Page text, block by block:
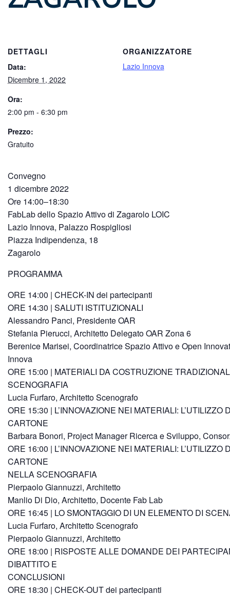
DETTAGLI
Data:
Dicembre 1, 2022
Ora:
2:00 pm - 6:30 pm
Prezzo:
Gratuito
ORGANIZZATORE
Lazio Innova
Convegno
1 dicembre 2022
Ore 14:00–18:30
FabLab dello Spazio Attivo di Zagarolo LOIC
Lazio Innova, Palazzo Rospigliosi
Piazza Indipendenza, 18
Zagarolo
PROGRAMMA
ORE 14:00 | CHECK-IN dei partecipanti
ORE 14:30 | SALUTI ISTITUZIONALI
Alessandro Panci, Presidente OAR
Stefania Pierucci, Architetto Delegato OAR Zona 6
Berenice Marisei, Coordinatrice Spazio Attivo e Open
Innova
ORE 15:00 | MATERIALI DA COSTRUZIONE
SCENOGRAFIA
Lucia Furfaro, Architetto Scenografo
ORE 15:30 | L’INNOVAZIONE NEI MATERIALI: L’UTILIZZO
CARTONE
Barbara Bonori, Project Manager Ricerca e Sviluppo,
ORE 16:00 | L’INNOVAZIONE NEI MATERIALI: L’UTILIZZO
CARTONE
NELLA SCENOGRAFIA
Pierpaolo Giannuzzi, Architetto
Manlio Di Dio, Architetto, Docente Fab Lab
ORE 16:45 | LO SMONTAGGIO DI UN ELEMENTO DI
Lucia Furfaro, Architetto Scenografo
Pierpaolo Giannuzzi, Architetto
ORE 18:00 | RISPOSTE ALLE DOMANDE DEI
DIBATTITO E
CONCLUSIONI
ORE 18:30 | CHECK-OUT dei partecipanti